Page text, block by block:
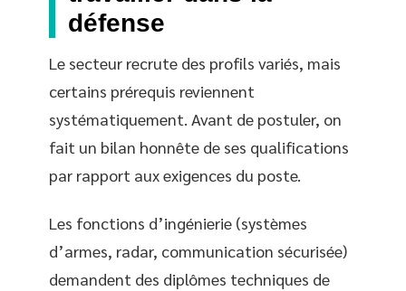
défense
Le secteur recrute des profils variés, mais
certains prérequis reviennent
systématiquement. Avant de postuler, on
fait un bilan honnête de ses qualifications
par rapport aux exigences du poste.
Les fonctions d’ingénierie (systèmes
d’armes, radar, communication sécurisée)
demandent des diplômes techniques de